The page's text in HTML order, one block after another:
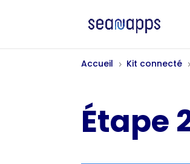
Accueil 5 Kit connecté 5
Étape